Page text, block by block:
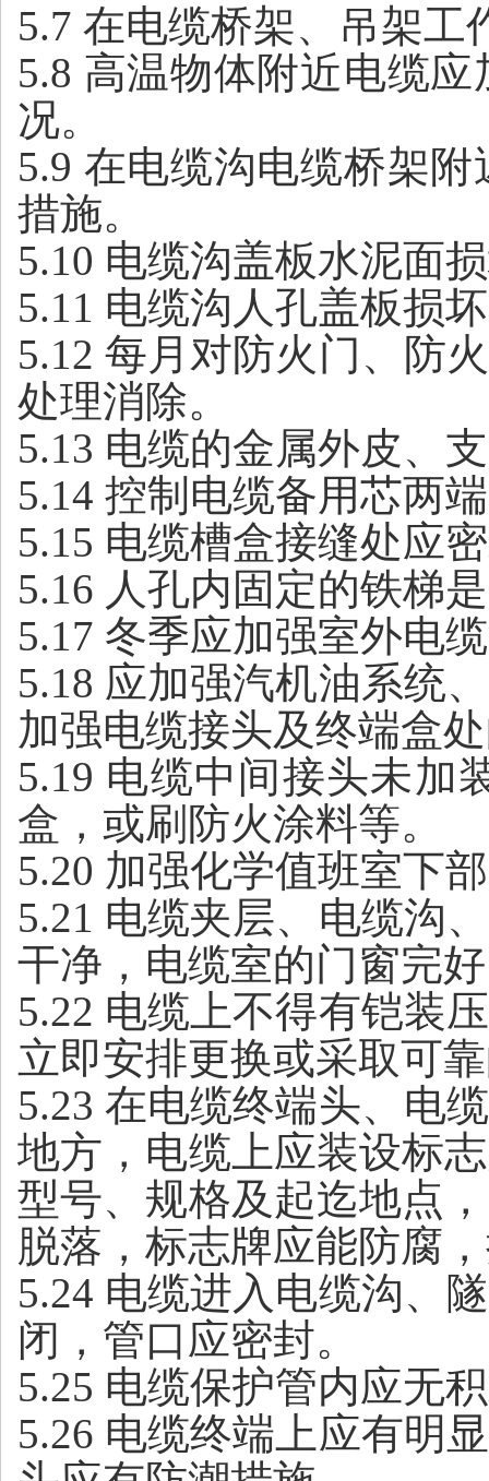
5.7 在电缆桥架、吊架
5.8 高温物体附近电缆
况。
5.9 在电缆沟电缆桥架
措施。
5.10 电缆沟盖板水泥面
5.11 电缆沟人孔盖板损
5.12 每月对防火门、防
处理消除。
5.13 电缆的金属外皮、
5.14 控制电缆备用芯两
5.15 电缆槽盒接缝处应
5.16 人孔内固定的铁梯
5.17 冬季应加强室外电
5.18 应加强汽机油系统
加强电缆接头及终端盒
5.19 电缆中间接头未加
盒，或刷防火涂料等。
5.20 加强化学值班室下
5.21 电缆夹层、电缆沟
干净，电缆室的门窗完
5.22 电缆上不得有铠装
立即安排更换或采取可
5.23 在电缆终端头、电
地方，电缆上应装设标
型号、规格及起迄地点
脱落，标志牌应能防腐
5.24 电缆进入电缆沟、
闭，管口应密封。
5.25 电缆保护管内应无
5.26 电缆终端上应有明